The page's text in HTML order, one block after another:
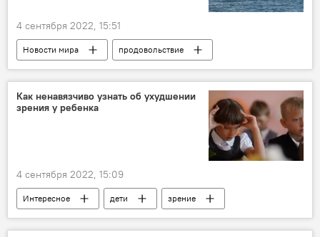
4 сентября 2022, 15:51
Новости мира
продовольствие
Украина
Черное море
Россия
Как ненавязчиво узнать об ухудшении
зрения у ребенка
4 сентября 2022, 15:09
Интересное дети
зрение
Ухудшение
гаджеты Ограничение